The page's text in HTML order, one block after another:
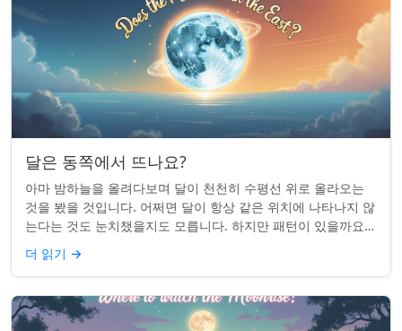
달은 동쪽에서 뜨나요?
아마 밤하늘을 올려다보며 달이 천천히 수평선 위로 올라오는
것을 봤을 것입니다. 어쩌면 달이 항상 같은 위치에 나타나지 않
는다는 것도 눈치챘을지도 모릅니다. 하지만 패턴이 있을까요?
달은 정말 매번 동쪽에서 뜰까요?...
더 읽기 →